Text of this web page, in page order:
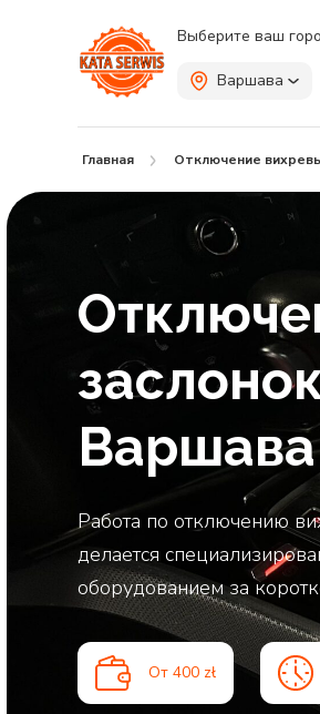
Выберите ваш
Варшава
Главная Отключение
Варшава
Работа по отключению
делается
оборудованием за
От 400 zł